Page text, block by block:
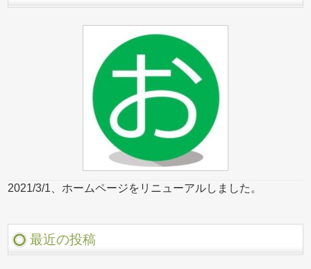
2021/3/1、ホームページをリニューアルしました。
最近の投稿